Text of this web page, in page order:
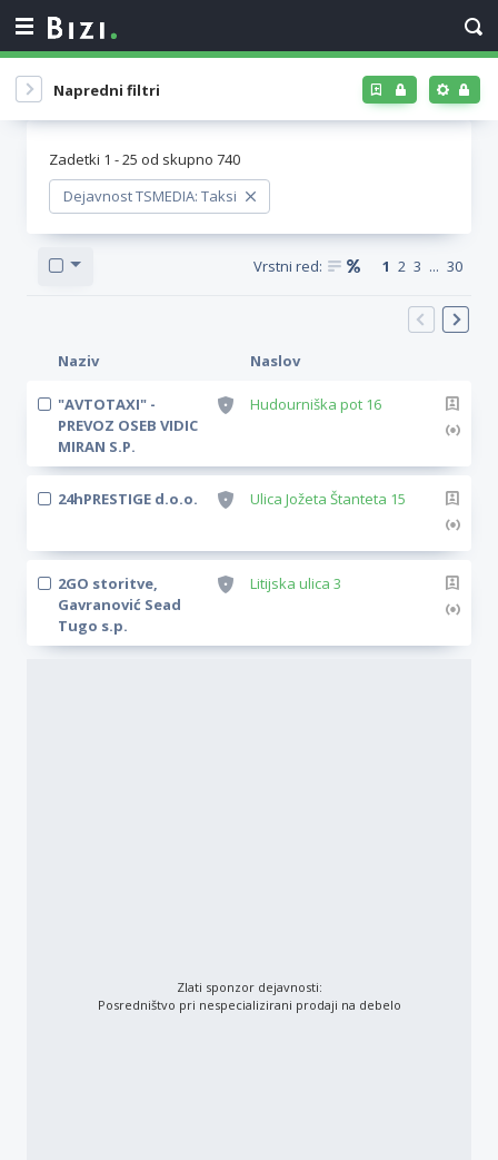
Napredni filtri
Zadetki 1 -25 od skupno 740
Dejavnost TSMEDIA: Taksi
Vrstni red: 1 2 3 ... 30
Naziv Naslov
"AVTOTAXI" -
PREVOZ OSEB VIDIC
MIRAN S.P.
Hudourniška pot 16
24hPRESTIGE d.o.o. Ulica Jožeta Štanteta 15
2GO storitve,
Gavranović Sead
Tugo s.p.
Litijska ulica 3
Zlati sponzor dejavnosti:
Posredništvo pri nespecializirani prodaji na debelo